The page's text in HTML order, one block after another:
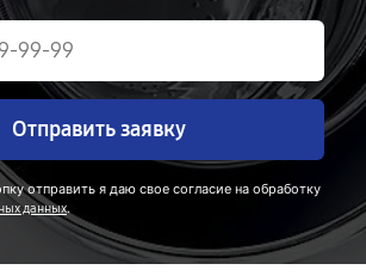
Отправить заявку
отправить я даю свое согласие на обработку
данных.